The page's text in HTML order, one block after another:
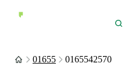
01655 0165542570